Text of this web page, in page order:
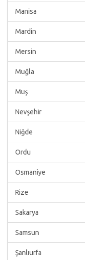
Manisa
Mardin
Mersin
Muğla
Muş
Nevşehir
Niğde
Ordu
Osmaniye
Rize
Sakarya
Samsun
Şanlıurfa